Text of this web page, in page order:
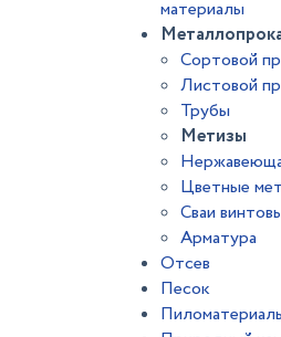
материалы
Сортовой
Листовой
Трубы
Метизы
Цветные
Сваи
Арматура
Отсев
Песок